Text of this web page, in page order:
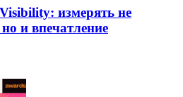
измерять не
и впечатление